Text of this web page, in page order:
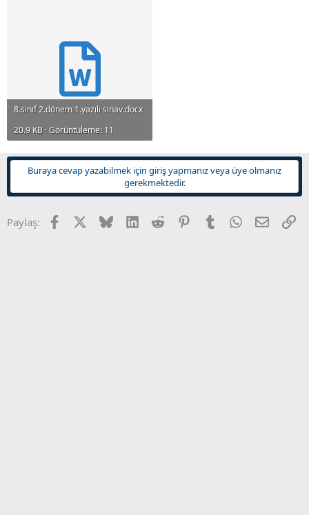
8.sınıf 2.dönem 1.yazılı sınav.docx
20.9 KB · Görüntüleme: 11
Buraya cevap yazabilmek için giriş yapmanız veya üye olmanız
gerekmektedir.
Paylaş: Facebook BlueskyLinkedInReddit PinterestTumblr WhatsApp
E-posta